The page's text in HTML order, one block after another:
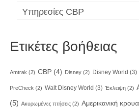
Υπηρεσίες CBP
Ετικέτες βοήθειας
Amtrak (2) CBP (4) Disney (2) Disney World (3)
PreCheck (2) Walt Disney World (3) Έκλειψη (2)
(5) Ακυρωμένες πτήσεις (2) Αμερικανική